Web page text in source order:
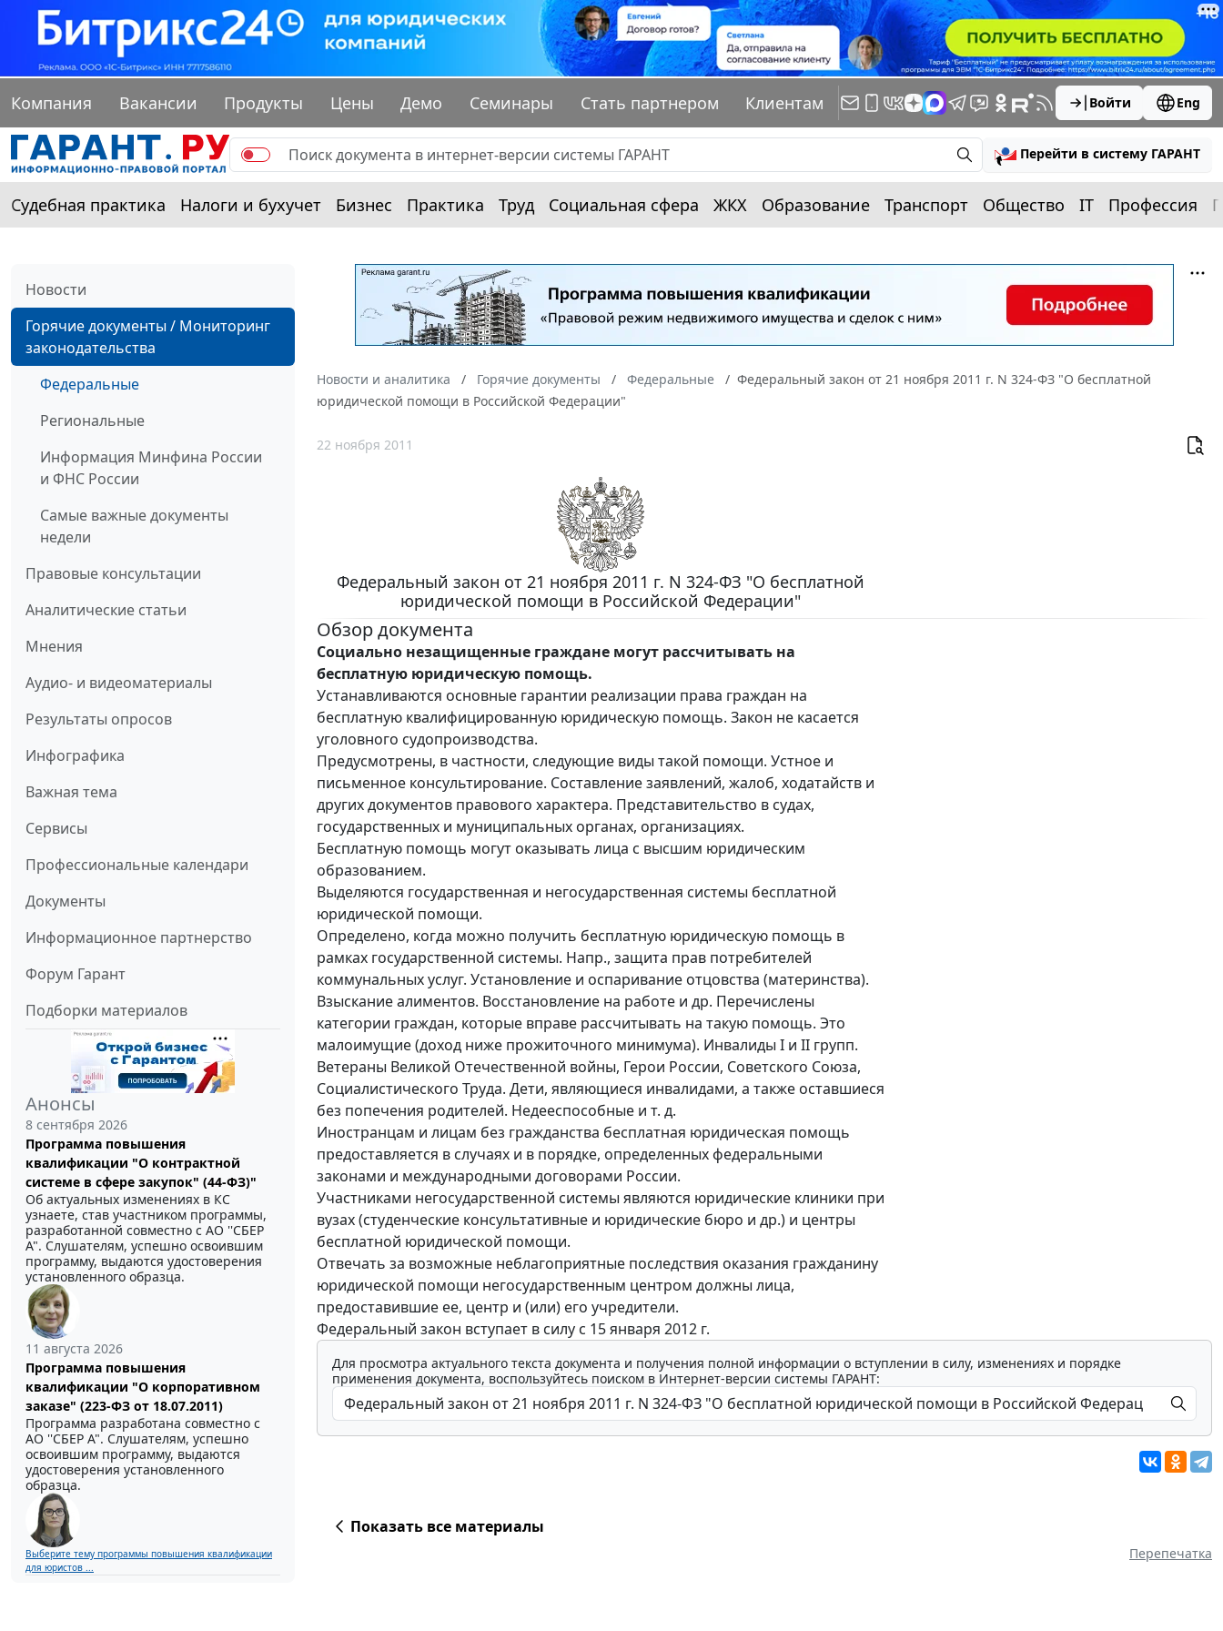
Компания Вакансии Продукты Цены Демо Семинары Стать партнером Клиентам Войти Eng
Перейти в систему ГАРАНТ
Судебная практика Налоги и бухучет Бизнес Практика Труд Социальная сфера ЖКХ Образование Транспорт Общество IT Профессия
Новости
Горячие документы / Мониторинг
законодательства
Федеральные
Региональные
Информация Минфина России
и ФНС России
Самые важные документы
недели
Правовые консультации
Аналитические статьи
Мнения
Аудио- и видеоматериалы
Результаты опросов
Инфографика
Важная тема
Сервисы
Профессиональные календари
Документы
Информационное партнерство
Форум Гарант
Подборки материалов
Анонсы
8 сентября 2026
Программа повышения
квалификации "О контрактной
системе в сфере закупок" (44-ФЗ)"
Об актуальных изменениях в КС
узнаете, став участником программы,
разработанной совместно с АО ''СБЕР
А". Слушателям, успешно освоившим
программу, выдаются удостоверения
установленного образца.
11 августа 2026
Программа повышения
квалификации "О корпоративном
заказе" (223-ФЗ от 18.07.2011)
Программа разработана совместно с
АО ''СБЕР А". Слушателям, успешно
освоившим программу, выдаются
удостоверения установленного
образца.
Выберите тему программы повышения квалификации
для юристов ...
Новости и аналитика Горячие документы Федеральные
Федеральный закон от 21 ноября 2011 г. N 324-ФЗ "О бесплатной
юридической помощи в Российской Федерации"
22 ноября 2011
Федеральный закон от 21 ноября 2011 г. N 324-ФЗ "О бесплатной
юридической помощи в Российской Федерации"
Обзор документа
Социально незащищенные граждане могут рассчитывать на
бесплатную юридическую помощь.
Устанавливаются основные гарантии реализации права граждан на
бесплатную квалифицированную юридическую помощь. Закон не касается
уголовного судопроизводства.
Предусмотрены, в частности, следующие виды такой помощи. Устное и
письменное консультирование. Составление заявлений, жалоб, ходатайств и
других документов правового характера. Представительство в судах,
государственных и муниципальных органах, организациях.
Бесплатную помощь могут оказывать лица с высшим юридическим
образованием.
Выделяются государственная и негосударственная системы бесплатной
юридической помощи.
Определено, когда можно получить бесплатную юридическую помощь в
рамках государственной системы. Напр., защита прав потребителей
коммунальных услуг. Установление и оспаривание отцовства (материнства).
Взыскание алиментов. Восстановление на работе и др. Перечислены
категории граждан, которые вправе рассчитывать на такую помощь. Это
малоимущие (доход ниже прожиточного минимума). Инвалиды I и II групп.
Ветераны Великой Отечественной войны, Герои России, Советского Союза,
Социалистического Труда. Дети, являющиеся инвалидами, а также оставшиеся
без попечения родителей. Недееспособные и т. д.
Иностранцам и лицам без гражданства бесплатная юридическая помощь
предоставляется в случаях и в порядке, определенных федеральными
законами и международными договорами России.
Участниками негосударственной системы являются юридические клиники при
вузах (студенческие консультативные и юридические бюро и др.) и центры
бесплатной юридической помощи.
Отвечать за возможные неблагоприятные последствия оказания гражданину
юридической помощи негосударственным центром должны лица,
предоставившие ее, центр и (или) его учредители.
Федеральный закон вступает в силу с 15 января 2012 г.
Для просмотра актуального текста документа и получения полной информации о вступлении в силу, изменениях и порядке
применения документа, воспользуйтесь поиском в Интернет-версии системы ГАРАНТ:
Показать все материалы
Перепечатка